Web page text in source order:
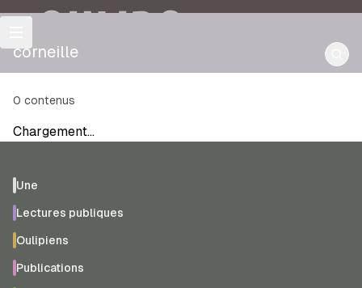
OULIPO
corneille
0 contenus
Chargement…
Une
Lectures publiques
Oulipiens
Publications